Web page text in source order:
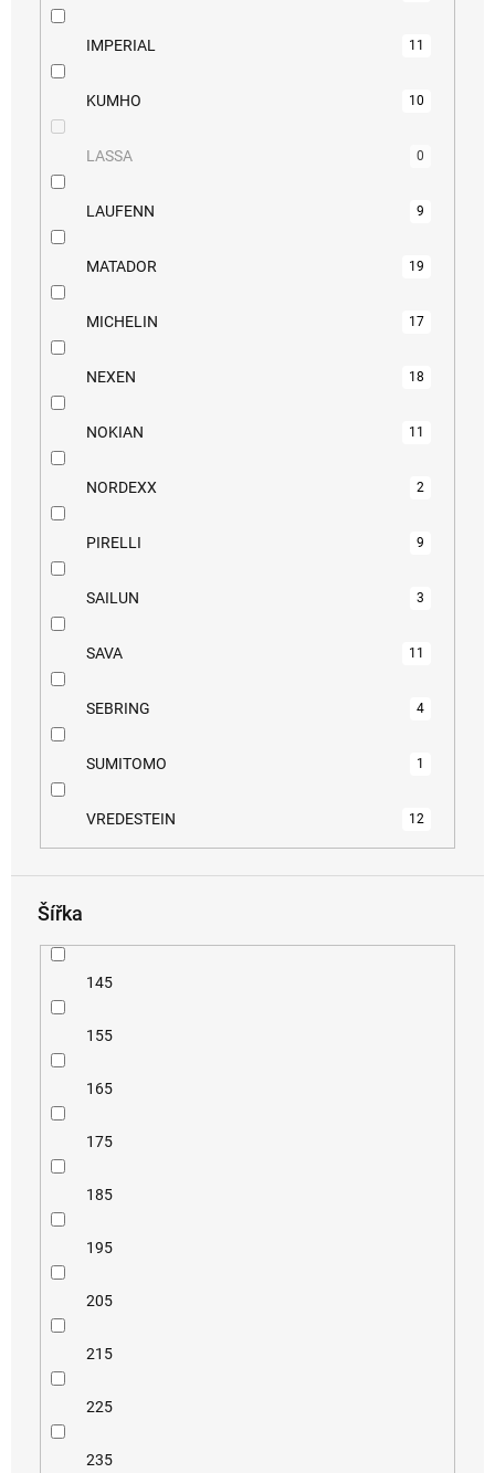
IMPERIAL 11
KUMHO 10
LASSA 0
LAUFENN 9
MATADOR 19
MICHELIN 17
NEXEN 18
NOKIAN 11
NORDEXX 2
PIRELLI 9
SAILUN 3
SAVA 11
SEBRING 4
SUMITOMO 1
VREDESTEIN 12
Šířka
145
155
165
175
185
195
205
215
225
235